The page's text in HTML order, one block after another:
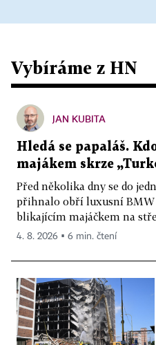
Vybíráme z HN
JAN KUBITA
Hledá se papaláš.
majákem skrze
Před několika dny se do
přihnalo obří luxusní BMW
blikajícím majáčkem na
4. 8. 2026 ▪ 6 min. čtení